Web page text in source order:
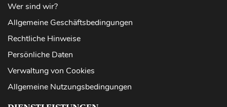
Wer sind wir?
Allgemeine Geschäftsbedingungen
Rechtliche Hinweise
Persönliche Daten
Verwaltung von Cookies
Allgemeine Nutzungsbedingungen